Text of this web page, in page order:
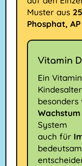
Muster aus
Phosphat,
Vitamin
Ein
Wachstum
System
auch für
bedeutsam